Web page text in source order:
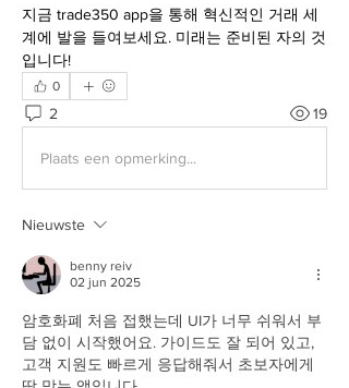
지금 trade350 app을 통해 혁신적인 거래 세
계에 발을 들여보세요. 미래는 준비된 자의 것
입니다!
0
2 19
Plaats een opmerking...
Nieuwste
benny reiv
02 jun 2025
암호화폐 처음 접했는데 UI가 너무 쉬워서 부
담 없이 시작했어요. 가이드도 잘 되어 있고,
고객 지원도 빠르게 응답해줘서 초보자에게